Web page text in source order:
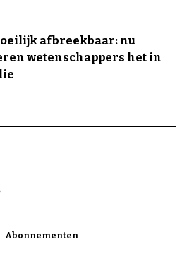
afbreekbaar: nu
wetenschappers het in
Abonnementen